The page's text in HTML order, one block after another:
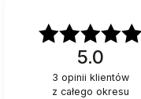
5.0
3 opinii klientów
z całego okresu